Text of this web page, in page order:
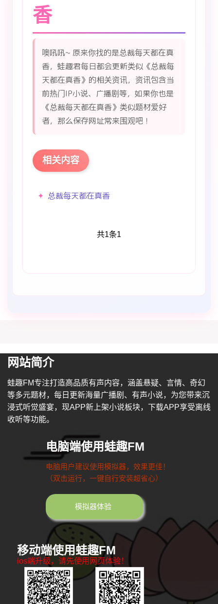
香
噢吼吼~ 原来你找的是总裁每天都在真
香，蛙趣君每日都会更新类似《总裁每
天都在真香》的相关资讯，资讯包含当
前热门IP小说、广播剧等，如果你也是
《总裁每天都在真香》类似题材爱好
者，那么保存网址常来围观吧！
相关内容
总裁每天都在真香
共1条1
网站简介
蛙趣FM专注打造高品质有声内容，涵盖悬疑、言情、奇幻
等多元题材，每日更新海量广播剧、有声小说，为您带来沉
浸式听觉盛宴，现APP新上架小说板块，下载APP享受离线
收听等功能。
电脑端使用蛙趣FM
电脑用户建议使用模拟器，效果更佳！
（双击运行，一键自行安装超省心）
模拟器体验
移动端使用蛙趣FM
ios端升级，请先使用网页体验！